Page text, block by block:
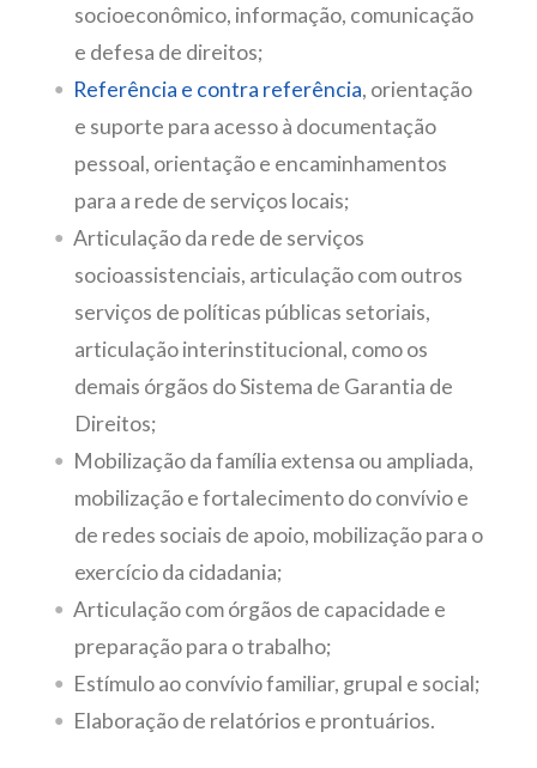
socioeconômico, informação, comunicação
e defesa de direitos;
Referência e contra referência, orientação
e suporte para acesso à documentação
pessoal, orientação e encaminhamentos
para a rede de serviços locais;
Articulação da rede de serviços
socioassistenciais, articulação com outros
serviços de políticas públicas setoriais,
articulação interinstitucional, como os
demais órgãos do Sistema de Garantia de
Direitos;
Mobilização da família extensa ou ampliada,
mobilização e fortalecimento do convívio e
de redes sociais de apoio, mobilização para o
exercício da cidadania;
Articulação com órgãos de capacidade e
preparação para o trabalho;
Estímulo ao convívio familiar, grupal e social;
Elaboração de relatórios e prontuários.